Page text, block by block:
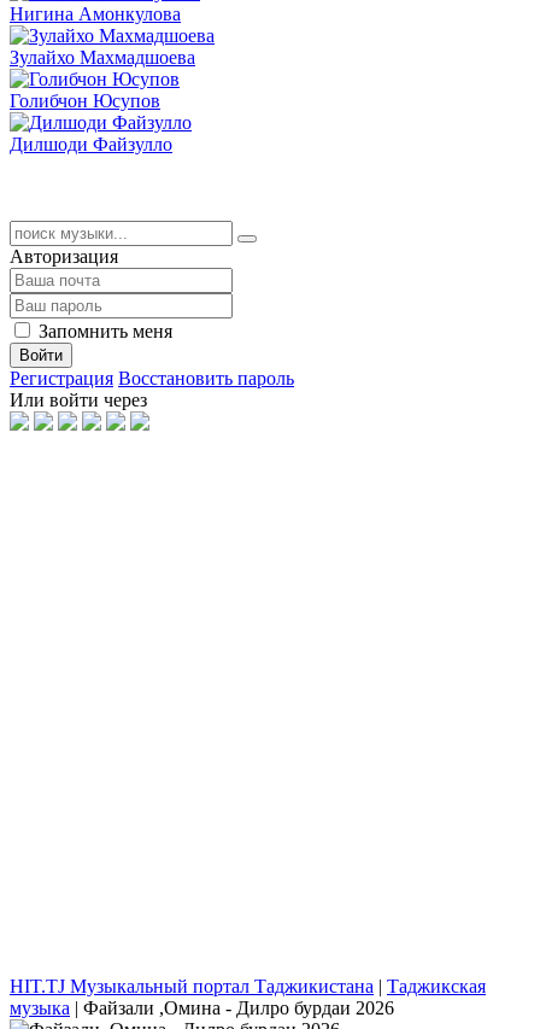
Нигина Амонкулова
Зулайхо Махмадшоева
Голибчон Юсупов
Дилшоди Файзулло
Авторизация
Запомнить меня
Войти
Регистрация Восстановить пароль
Или войти через
HIT.TJ Музыкальный портал Таджикистана | Таджикская
музыка | Файзали ,Омина - Дилро бурдаи 2026